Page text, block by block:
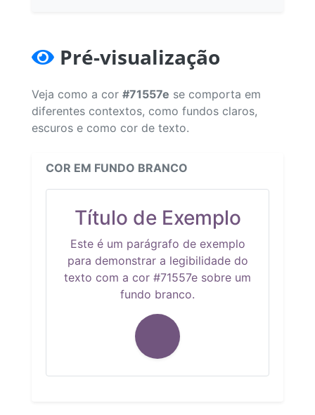
Pré-visualização
Veja como a cor #71557e se comporta em
diferentes contextos, como fundos claros,
escuros e como cor de texto.
COR EM FUNDO BRANCO
Título de Exemplo
Este é um parágrafo de exemplo
para demonstrar a legibilidade do
texto com a cor #71557e sobre um
fundo branco.